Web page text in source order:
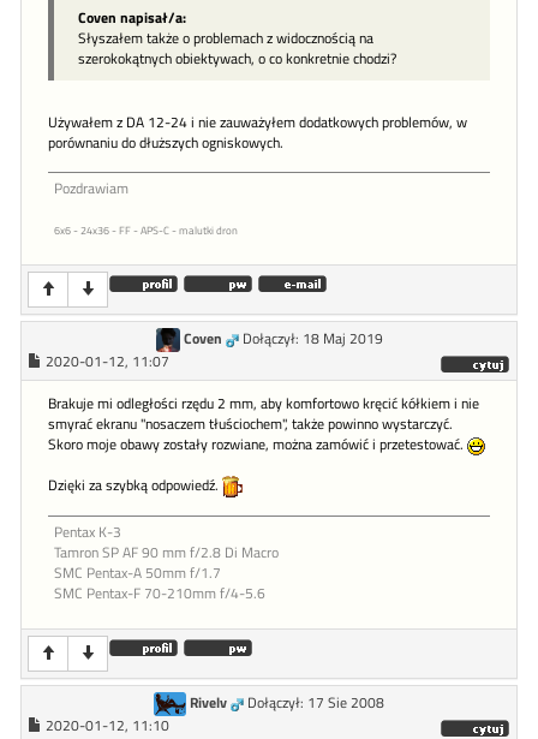
Coven napisał/a:
Słyszałem także o problemach z widocznością na
szerokokątnych obiektywach, o co konkretnie chodzi?
Używałem z DA 12-24 i nie zauważyłem dodatkowych problemów, w
porównaniu do dłuższych ogniskowych.
Pozdrawiam
6x6 - 24x36 - FF - APS-C - malutki dron
Coven
Dołączył: 18 Maj 2019
2020-01-12, 11:07
Brakuje mi odległości rzędu 2 mm, aby komfortowo kręcić kółkiem i nie
smyrać ekranu "nosaczem tłuściochem", także powinno wystarczyć.
Skoro moje obawy zostały rozwiane, można zamówić i przetestować.
Dzięki za szybką odpowiedź.
Pentax K-3
Tamron SP AF 90 mm f/2.8 Di Macro
SMC Pentax-A 50mm f/1.7
SMC Pentax-F 70-210mm f/4-5.6
Rivelv
Dołączył: 17 Sie 2008
2020-01-12, 11:10